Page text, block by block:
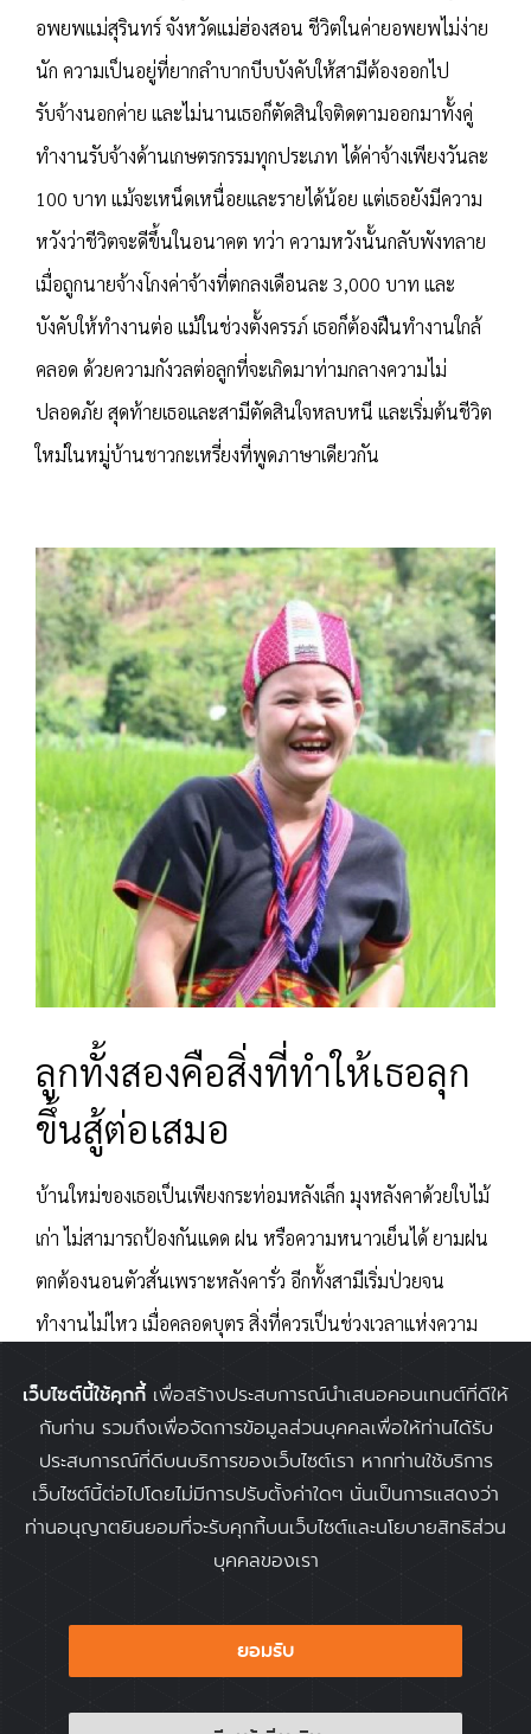
อพยพแม่สุรินทร์ จังหวัดแม่ฮ่องสอน ชีวิตในค่ายอพยพไม่ง่าย
นัก ความเป็นอยู่ที่ยากลำบากบีบบังคับให้สามีต้องออกไป
รับจ้างนอกค่าย และไม่นานเธอก็ตัดสินใจติดตามออกมาทั้งคู่
ทำงานรับจ้างด้านเกษตรกรรมทุกประเภท ได้ค่าจ้างเพียงวันละ
100 บาท แม้จะเหน็ดเหนื่อยและรายได้น้อย แต่เธอยังมีความ
หวังว่าชีวิตจะดีขึ้นในอนาคต ทว่า ความหวังนั้นกลับพังทลาย
เมื่อถูกนายจ้างโกงค่าจ้างที่ตกลงเดือนละ 3,000 บาท และ
บังคับให้ทำงานต่อ แม้ในช่วงตั้งครรภ์ เธอก็ต้องฝืนทำงานใกล้
คลอด ด้วยความกังวลต่อลูกที่จะเกิดมาท่ามกลางความไม่
ปลอดภัย สุดท้ายเธอและสามีตัดสินใจหลบหนี และเริ่มต้นชีวิต
ใหม่ในหมู่บ้านชาวกะเหรี่ยงที่พูดภาษาเดียวกัน
ลูกทั้งสองคือสิ่งที่ทำให้เธอลุก
ขึ้นสู้ต่อเสมอ
บ้านใหม่ของเธอเป็นเพียงกระท่อมหลังเล็ก มุงหลังคาด้วยใบไม้
เก่า ไม่สามารถป้องกันแดด ฝน หรือความหนาวเย็นได้ ยามฝน
ตกต้องนอนตัวสั่นเพราะหลังคารั่ว อีกทั้งสามีเริ่มป่วยจน
ทำงานไม่ไหว เมื่อคลอดบุตร สิ่งที่ควรเป็นช่วงเวลาแห่งความ
น้ำนมให้ลูกกิน สามีที่ป่วยต้องฝืนออกหางาน เพื่อซื้อนมข้น
หวานมาต้มผสมน้ำให้ลูกประทังชีวิต เด็กน้อยร้องไห้เพราะ
ความหิวอยู่บ่อยครั้ง หลังคลอดเพียงสามสัปดาห์ เธอต้องอุ้มลูก
ออกไปรับจ้างตากแดดตากฝนเพื่อหาเงินเลี้ยงครอบครัว จน
กระทั่งปี 2566 เธอสูญเสียสามีจากโรคมะเร็ง กลายเป็นทั้งพ่อ
และแม่ เลี้ยงดูลูกเพียงลำพัง รายได้เพียงเล็กน้อยทำให้หลาย
ครั้งเธอรู้สึกสิ้นหวัง แต่ภาพหน้าลูกทั้งสองคือสิ่งที่ทำให้เธอลุก
ขึ้นสู้ต่อเสมอ
เว็บไซต์นี้ใช้คุกกี้เพื่อสร้างประสบการณ์นำเสนอคอนเทนต์ที่ดีให้
กับท่าน รวมถึงเพื่อจัดการข้อมูลส่วนบุคคลเพื่อให้ท่านได้รับ
ประสบการณ์ที่ดีบนบริการของเว็บไซต์เรา หากท่านใช้บริการ
เว็บไซต์นี้ต่อไปโดยไม่มีการปรับตั้งค่าใดๆ นั่นเป็นการแสดงว่า
ท่านอนุญาตยินยอมที่จะรับคุกกี้บนเว็บไซต์และนโยบายสิทธิส่วน
บุคคลของเรา
ยอมรับ